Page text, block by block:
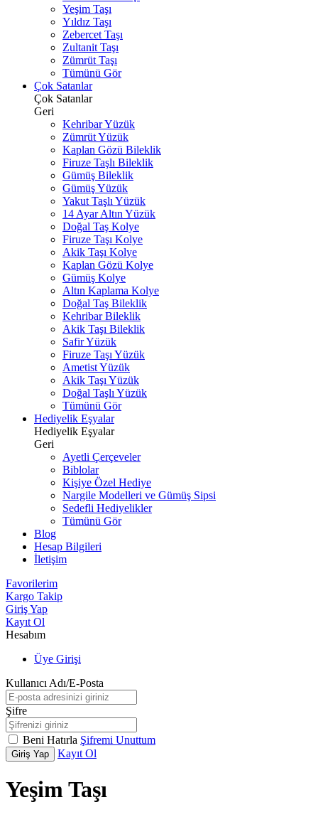
Yeşim Taşı
Yıldız Taşı
Zebercet Taşı
Zultanit Taşı
Zümrüt Taşı
Tümünü Gör
Çok Satanlar
Çok Satanlar
Geri
Kehribar Yüzük
Zümrüt Yüzük
Kaplan Gözü Bileklik
Firuze Taşlı Bileklik
Gümüş Bileklik
Gümüş Yüzük
Yakut Taşlı Yüzük
14 Ayar Altın Yüzük
Doğal Taş Kolye
Firuze Taşı Kolye
Akik Taşı Kolye
Kaplan Gözü Kolye
Gümüş Kolye
Altın Kaplama Kolye
Doğal Taş Bileklik
Kehribar Bileklik
Akik Taşı Bileklik
Safir Yüzük
Firuze Taşı Yüzük
Ametist Yüzük
Akik Taşı Yüzük
Doğal Taşlı Yüzük
Tümünü Gör
Hediyelik Eşyalar
Hediyelik Eşyalar
Geri
Ayetli Çerçeveler
Biblolar
Kişiye Özel Hediye
Nargile Modelleri ve Gümüş Sipsi
Sedefli Hediyelikler
Tümünü Gör
Blog
Hesap Bilgileri
İletişim
Favorilerim
Kargo Takip
Giriş Yap
Kayıt Ol
Hesabım
Üye Girişi
Kullanıcı Adı/E-Posta
Şifre
Beni Hatırla Şifremi Unuttum
Giriş Yap Kayıt Ol
Yeşim Taşı